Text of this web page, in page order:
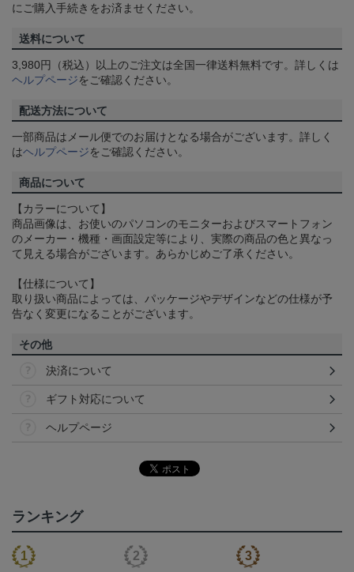
にご購入手続きをお済ませください。
送料について
3,980円（税込）以上のご注文は全国一律送料無料です。詳しくは
ヘルプページをご確認ください。
配送方法について
一部商品はメール便でのお届けとなる場合がございます。詳しく
はヘルプページをご確認ください。
商品について
【カラーについて】
商品画像は、お使いのパソコンのモニターおよびスマートフォン
のメーカー・機種・画面設定等により、実際の商品の色と異なっ
て見える場合がございます。あらかじめご了承ください。
【仕様について】
取り扱い商品によっては、パッケージやデザインなどの仕様が予
告なく変更になることがございます。
その他
決済について
ギフト対応について
ヘルプページ
ランキング